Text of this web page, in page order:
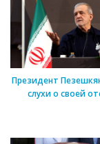
Президент
слухи о своей